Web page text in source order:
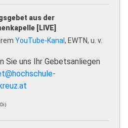
aus der
[LIVE]
YouTube-Kanal , EWTN, u. v.
Sie uns Ihr Gebetsanliegen